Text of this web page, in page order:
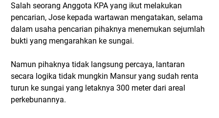
Salah seorang Anggota KPA yang ikut melakukan
pencarian, Jose kepada wartawan mengatakan, selama
dalam usaha pencarian pihaknya menemukan sejumlah
bukti yang mengarahkan ke sungai.
Namun pihaknya tidak langsung percaya, lantaran
secara logika tidak mungkin Mansur yang sudah renta
turun ke sungai yang letaknya 300 meter dari areal
perkebunannya.